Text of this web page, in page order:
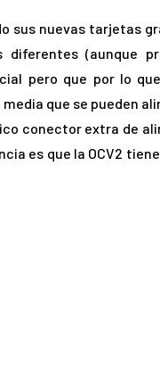
sus nuevas tarjetas
diferentes (aunque
pero que por lo
que se pueden
conector extra de
es que la OCV2